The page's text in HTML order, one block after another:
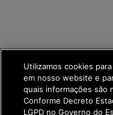
get_footer();
Utilizamos cookies
em nosso website e
quais informações são
Conforme Decreto
LGPD no Governo do